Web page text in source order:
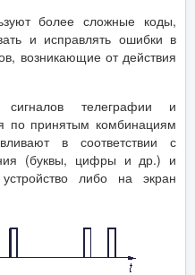
более сложные коды,
и исправлять ошибки в
возникающие от действия
сигналов телеграфии и
по принятым комбинациям
в соответствии с
(буквы, цифры и др.) и
либо на экран